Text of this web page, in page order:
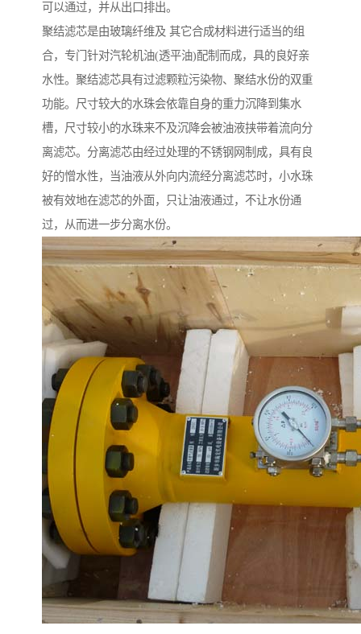
可以通过，并从出口排出。
聚结滤芯是由玻璃纤维及 其它合成材料进行适当的组
合，专门针对汽轮机油(透平油)配制而成，具的良好亲
水性。聚结滤芯具有过滤颗粒污染物、聚结水份的双重
功能。尺寸较大的水珠会依靠自身的重力沉降到集水
槽，尺寸较小的水珠来不及沉降会被油液挟带着流向分
离滤芯。分离滤芯由经过处理的不锈钢网制成，具有良
好的憎水性，当油液从外向内流经分离滤芯时，小水珠
被有效地在滤芯的外面，只让油液通过，不让水份通
过，从而进一步分离水份。